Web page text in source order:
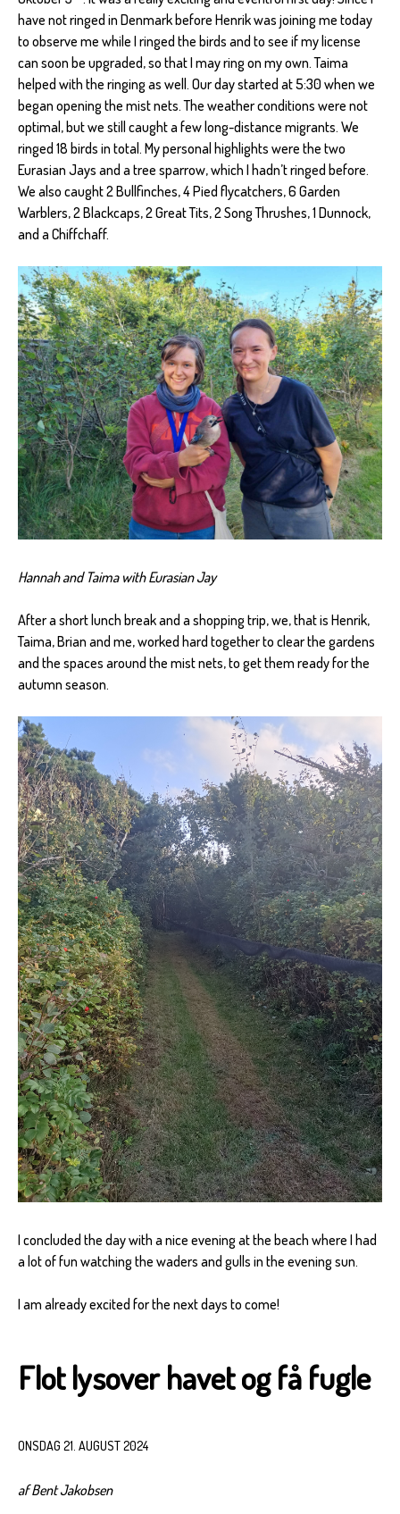
have not ringed in Denmark before Henrik was joining me today
to observe me while I ringed the birds and to see if my license
can soon be upgraded, so that I may ring on my own. Taima
helped with the ringing as well. Our day started at 5:30 when we
began opening the mist nets. The weather conditions were not
optimal, but we still caught a few long-distance migrants. We
ringed 18 birds in total. My personal highlights were the two
Eurasian Jays and a tree sparrow, which I hadn’t ringed before.
We also caught 2 Bullfinches, 4 Pied flycatchers, 6 Garden
Warblers, 2 Blackcaps, 2 Great Tits, 2 Song Thrushes, 1 Dunnock,
and a Chiffchaff.
Hannah and Taima with Eurasian Jay
After a short lunch break and a shopping trip, we, that is Henrik,
Taima, Brian and me, worked hard together to clear the gardens
and the spaces around the mist nets, to get them ready for the
autumn season.
I concluded the day with a nice evening at the beach where I had
a lot of fun watching the waders and gulls in the evening sun.
I am already excited for the next days to come!
Flot lysover havet og få fugle
ONSDAG 21. AUGUST 2024
af Bent Jakobsen